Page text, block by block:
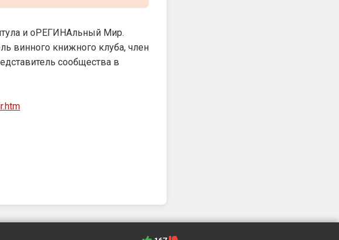
и оРЕГИНАльный Мир.
винного книжного клуба, член
сообщества в